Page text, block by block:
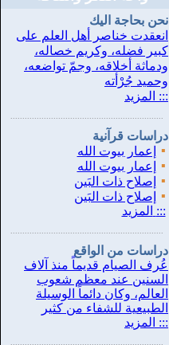
نحن بحاجة اليك
انعقدت خناصر أهل العلم على
كبير فضله، وكريم خصاله،
ودماثة أخلاقه، وجمّ تواضعه،
وحميد جُرْأته
::: المزيد
دراسات قرآنية
▪
إعمار بيوت الله
▪
إعمار بيوت الله
▪
إصلاح ذات البَين
▪
إصلاح ذات البَين
::: المزيد
دراسات من الواقع
عُرف الصيام قديماً منذ آلاف
السنين عند معظم شعوب
العالم، وكان دائماً الوسيلة
الطبيعية للشفاء من كثير
::: المزيد